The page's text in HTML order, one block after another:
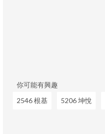
你可能有興趣
2546 根基
5206 坤悅